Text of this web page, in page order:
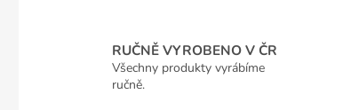
RUČNĚ VYROBENO V ČR
Všechny produkty vyrábíme
ručně.